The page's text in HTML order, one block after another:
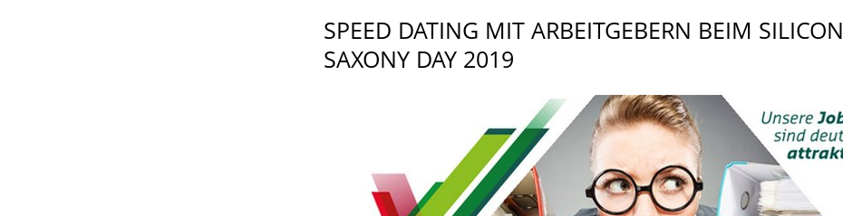
SPEED DATING MIT ARBEITGEBERN BEIM SILICON
SAXONY DAY 2019